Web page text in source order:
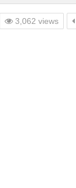
3,062 views